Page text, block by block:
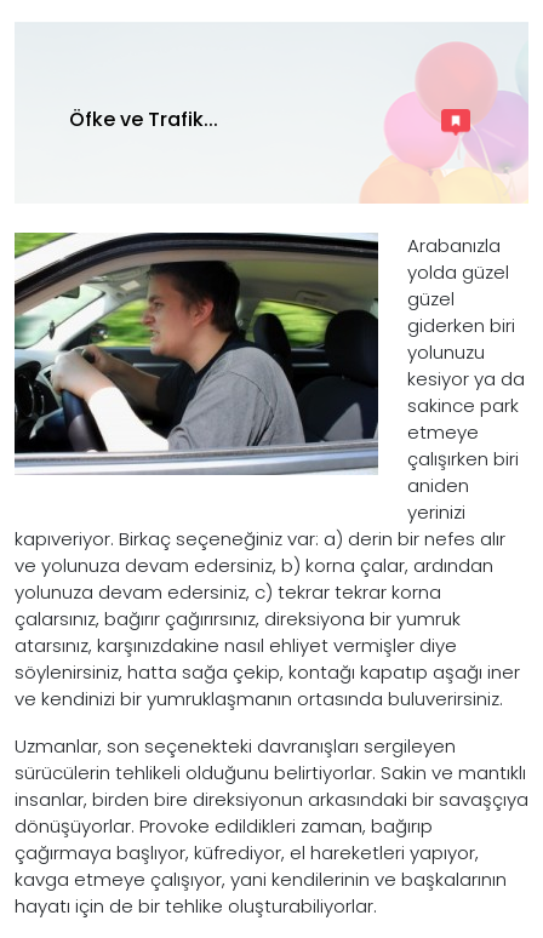
Öfke ve Trafik...
Arabanızla
yolda güzel
güzel
giderken biri
yolunuzu
kesiyor ya da
sakince park
etmeye
çalışırken biri
aniden
yerinizi
kapıveriyor. Birkaç seçeneğiniz var: a) derin bir nefes alır
ve yolunuza devam edersiniz, b) korna çalar, ardından
yolunuza devam edersiniz, c) tekrar tekrar korna
çalarsınız, bağırır çağırırsınız, direksiyona bir yumruk
atarsınız, karşınızdakine nasıl ehliyet vermişler diye
söylenirsiniz, hatta sağa çekip, kontağı kapatıp aşağı iner
ve kendinizi bir yumruklaşmanın ortasında buluverirsiniz.
Uzmanlar, son seçenekteki davranışları sergileyen
sürücülerin tehlikeli olduğunu belirtiyorlar. Sakin ve mantıklı
insanlar, birden bire direksiyonun arkasındaki bir savaşçıya
dönüşüyorlar. Provoke edildikleri zaman, bağırıp
çağırmaya başlıyor, küfrediyor, el hareketleri yapıyor,
kavga etmeye çalışıyor, yani kendilerinin ve başkalarının
hayatı için de bir tehlike oluşturabiliyorlar.